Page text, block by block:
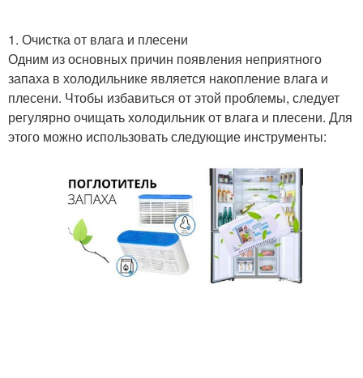
1. Очистка от влага и плесени
Одним из основных причин появления неприятного
запаха в холодильнике является накопление влага и
плесени. Чтобы избавиться от этой проблемы, следует
регулярно очищать холодильник от влага и плесени. Для
этого можно использовать следующие инструменты: